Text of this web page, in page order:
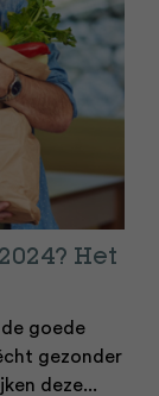
Het
goede
gezonder
deze...